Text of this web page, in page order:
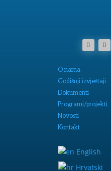
O nama
Godišnji izvještaji
Dokumenti
Programi/projekti
Novosti
Kontakt
English
Hrvatski